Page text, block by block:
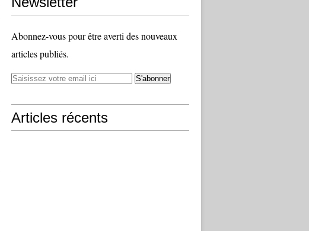
Abonnez-vous pour être averti des nouveaux
articles publiés.
Articles récents